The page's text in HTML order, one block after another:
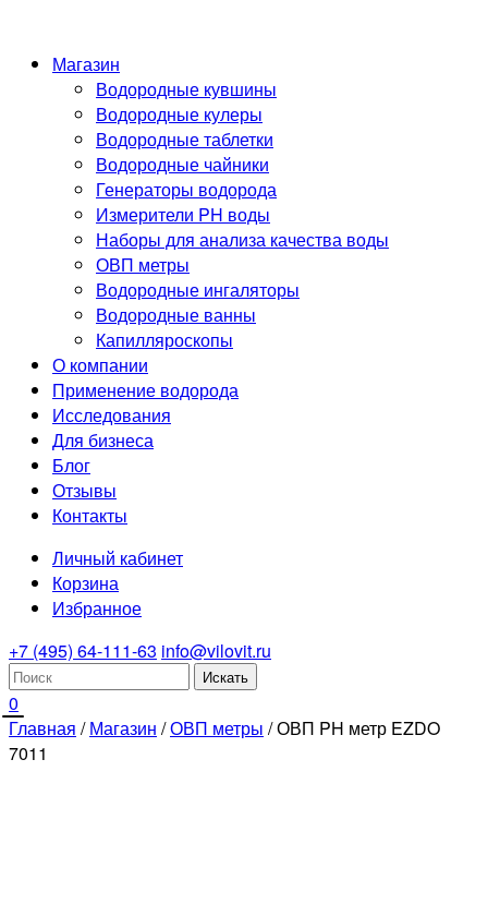
Магазин
Водородные кувшины
Водородные кулеры
Водородные таблетки
Водородные чайники
Генераторы водорода
Измерители PH воды
Наборы для анализа качества воды
ОВП метры
Водородные ингаляторы
Водородные ванны
Капилляроскопы
О компании
Применение водорода
Исследования
Для бизнеса
Блог
Отзывы
Контакты
Личный кабинет
Корзина
Избранное
+7 (495) 64-111-63 info@vilovit.ru
0
Главная /Магазин /ОВП метры / ОВП PH метр EZDO
7011